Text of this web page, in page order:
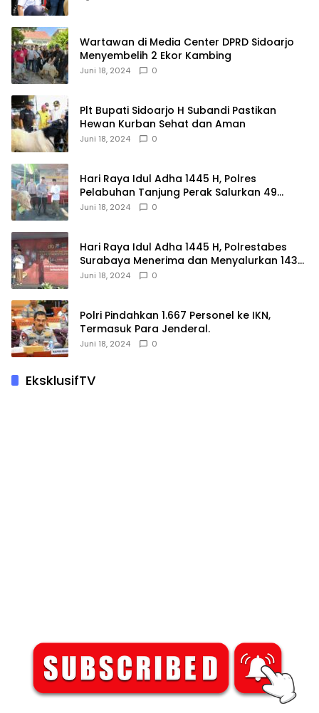
Wartawan di Media Center DPRD Sidoarjo
Menyembelih 2 Ekor Kambing
Juni 18, 2024 0
Plt Bupati Sidoarjo H Subandi Pastikan
Hewan Kurban Sehat dan Aman
Juni 18, 2024 0
Hari Raya Idul Adha 1445 H, Polres
Pelabuhan Tanjung Perak Salurkan 49
Hewan Korban.
Juni 18, 2024 0
Hari Raya Idul Adha 1445 H, Polrestabes
Surabaya Menerima dan Menyalurkan 143
Hewan Kurban
Juni 18, 2024 0
Polri Pindahkan 1.667 Personel ke IKN,
Termasuk Para Jenderal.
Juni 18, 2024 0
EksklusifTV